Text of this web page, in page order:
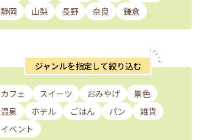
静岡
山梨 長野 奈良 鎌倉
ジャンルを指定して絞り込む
カフェ スイーツ おみやげ
景色
温泉
ホテル ごはん パン
雑貨
イベント